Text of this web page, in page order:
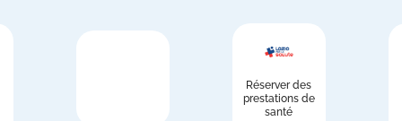
Réserver des
prestations de
santé